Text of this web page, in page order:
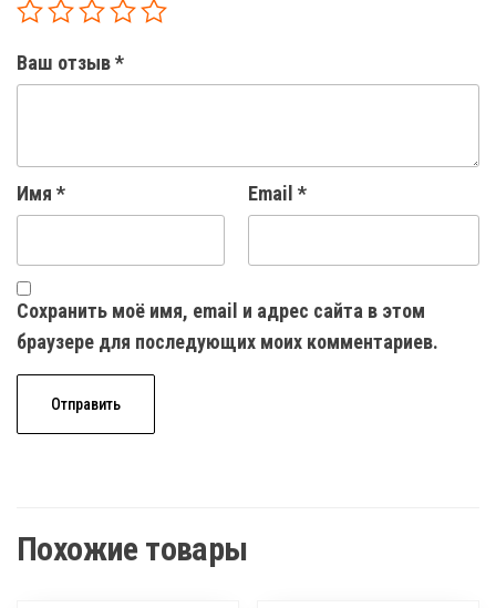
Ваш отзыв*
Имя * Email *
Сохранить моё имя, email и адрес сайта в этом
браузере для последующих моих комментариев.
Похожие товары